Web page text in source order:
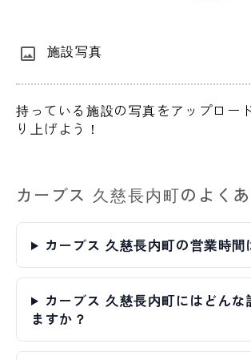
施設写真
持っている施設の写真をアップロー
り上げよう！
カーブス 久慈長内町のよく
カーブス 久慈長内町の営業時間
カーブス 久慈長内町にはどんな
ますか？